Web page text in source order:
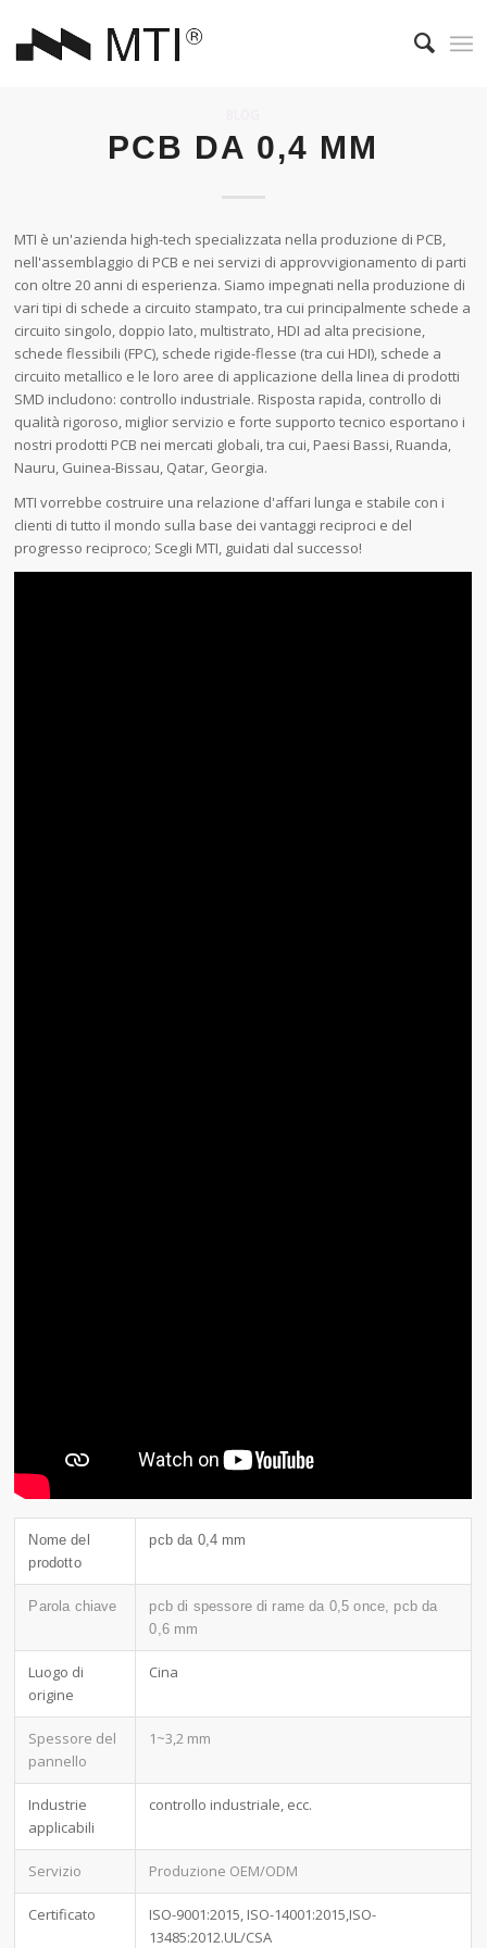
PCB DA 0,4 MM
MTI è un'azienda high-tech specializzata nella produzione di PCB,
nell'assemblaggio di PCB e nei servizi di approvvigionamento di parti
con oltre 20 anni di esperienza. Siamo impegnati nella produzione di
vari tipi di schede a circuito stampato, tra cui principalmente schede a
circuito singolo, doppio lato, multistrato, HDI ad alta precisione,
schede flessibili (FPC), schede rigide-flesse (tra cui HDI), schede a
circuito metallico e le loro aree di applicazione della linea di prodotti
SMD includono: controllo industriale. Risposta rapida, controllo di
qualità rigoroso, miglior servizio e forte supporto tecnico esportano i
nostri prodotti PCB nei mercati globali, tra cui, Paesi Bassi, Ruanda,
Nauru, Guinea-Bissau, Qatar, Georgia.
MTI vorrebbe costruire una relazione d'affari lunga e stabile con i
clienti di tutto il mondo sulla base dei vantaggi reciproci e del
progresso reciproco; Scegli MTI, guidati dal successo!
Nome del
prodotto
pcb da 0,4 mm
Parola chiave
pcb di spessore di rame da 0,5 once, pcb da
0,6 mm
Luogo di
origine
Cina
Spessore del
pannello
1~3,2 mm
Industrie
applicabili
controllo industriale, ecc.
Servizio Produzione OEM/ODM
Certificato
ISO-9001:2015, ISO-14001:2015,ISO-
13485:2012.UL/CSA